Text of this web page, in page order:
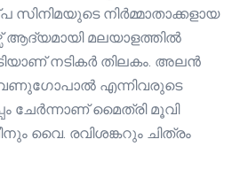
നിർമ്മാതാക്കളായ
ആദ്യമായി മലയാളത്തിൽ
നടികർ തിലകം. അലൻ
എന്നിവരുടെ
ചേർന്നാണ് മൈത്രി മൂവി
വൈ. രവിശങ്കറും ചിത്രം